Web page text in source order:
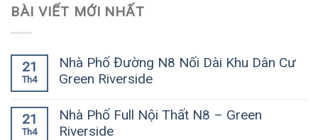
BÀI VIẾT MỚI NHẤT
21
Th4
Nhà Phố Đường N8 Nối Dài Khu Dân Cư
Green Riverside
21
Th4
Nhà Phố Full Nội Thất N8 – Green
Riverside